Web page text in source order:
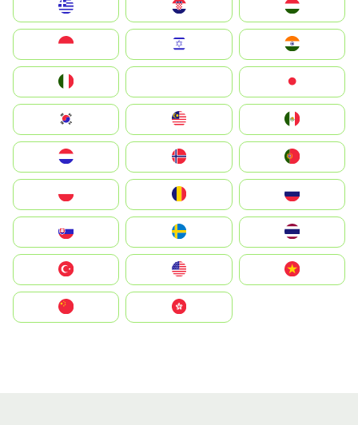
Magyarország
South Korea
United States
中國香港特別行政區